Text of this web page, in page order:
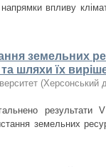
впливу
земельних
шляхи їх
(Херсонський
результати V
земельних